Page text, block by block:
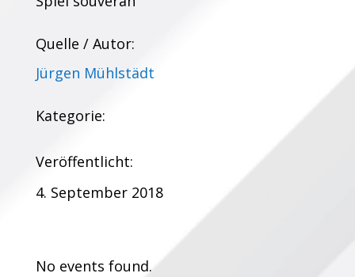
Quelle / Autor:
Jürgen Mühlstädt
Kategorie:
Veröffentlicht:
4. September 2018
No events found.